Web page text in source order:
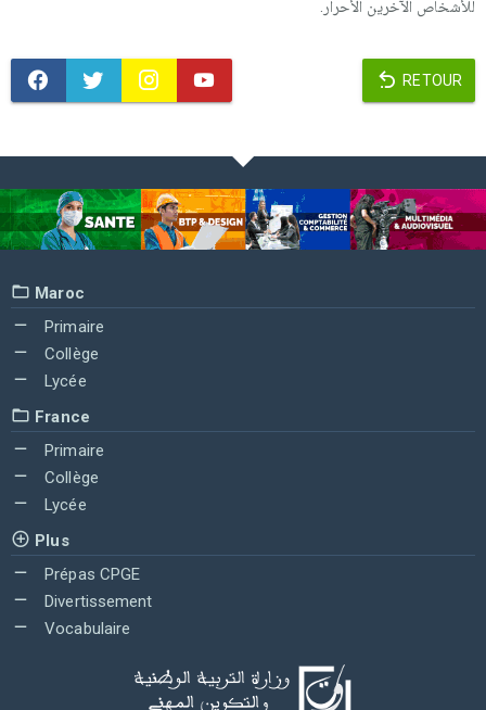
للأشخاص الآخرين الأحرار.
RETOUR
Maroc
Primaire
Collège
Lycée
France
Primaire
Collège
Lycée
Plus
Prépas CPGE
Divertissement
Vocabulaire